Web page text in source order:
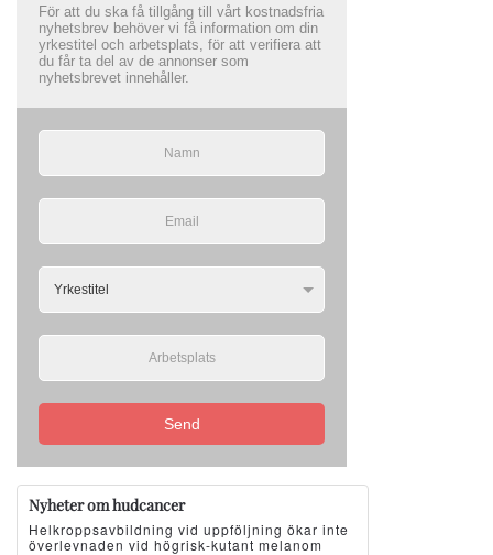
För att du ska få tillgång till vårt kostnadsfria
nyhetsbrev behöver vi få information om din
yrkestitel och arbetsplats, för att verifiera att
du får ta del av de annonser som
nyhetsbrevet innehåller.
Send
Nyheter om hudcancer
Helkroppsavbildning vid uppföljning ökar inte
överlevnaden vid högrisk-kutant melanom